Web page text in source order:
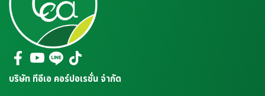
บริษัท ทีอีเอ คอร์ปอเรชั่น จำกัด